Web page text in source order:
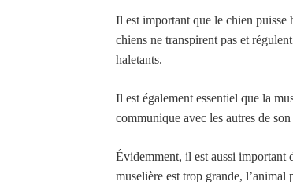
Il est important que le chien puisse
chiens ne transpirent pas et
haletants.
Il est également essentiel que la
communique avec les autres de son
Évidemment, il est aussi important
muselière est trop grande, l’animal